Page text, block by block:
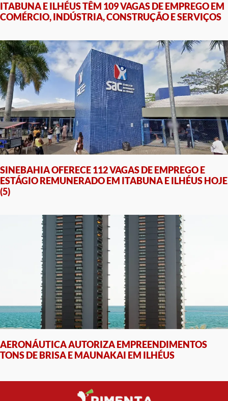
ITABUNA E ILHÉUS TÊM 109 VAGAS DE EMPREGO EM
COMÉRCIO, INDÚSTRIA, CONSTRUÇÃO E SERVIÇOS
SINEBAHIA OFERECE 112 VAGAS DE EMPREGO E
ESTÁGIO REMUNERADO EM ITABUNA E ILHÉUS HOJE
(5)
AERONÁUTICA AUTORIZA EMPREENDIMENTOS
TONS DE BRISA E MAUNAKAI EM ILHÉUS